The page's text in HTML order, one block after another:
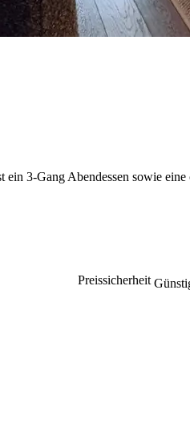
3-Gang Abendessen sowie
Preissicherheit